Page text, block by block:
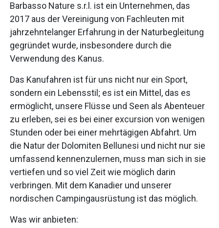
Barbasso Nature s.r.l. ist ein Unternehmen, das
2017 aus der Vereinigung von Fachleuten mit
jahrzehntelanger Erfahrung in der Naturbegleitung
gegründet wurde, insbesondere durch die
Verwendung des Kanus.
Das Kanufahren ist für uns nicht nur ein Sport,
sondern ein Lebensstil; es ist ein Mittel, das es
ermöglicht, unsere Flüsse und Seen als Abenteuer
zu erleben, sei es bei einer excursion von wenigen
Stunden oder bei einer mehrtägigen Abfahrt. Um
die Natur der Dolomiten Bellunesi und nicht nur sie
umfassend kennenzulernen, muss man sich in sie
vertiefen und so viel Zeit wie möglich darin
verbringen. Mit dem Kanadier und unserer
nordischen Campingausrüstung ist das möglich.
Was wir anbieten: